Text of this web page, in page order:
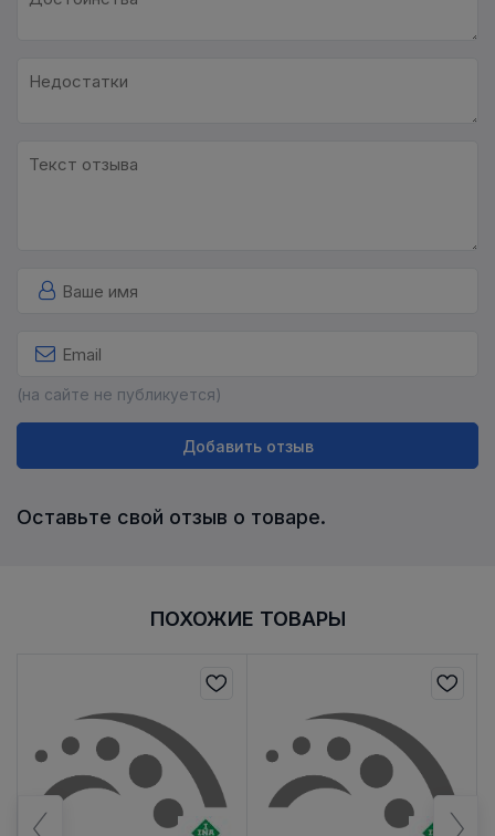
(на сайте не публикуется)
Добавить отзыв
Оставьте свой отзыв о товаре.
ПОХОЖИЕ ТОВАРЫ